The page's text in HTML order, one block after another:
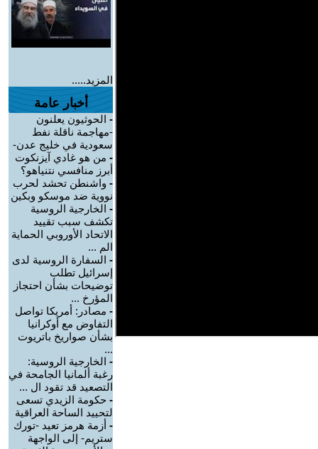
المزيد.....
أخبار عامة
- الحوثيون يعلنون
-مهاجمة ناقلة نفط
سعودية في خليج عدن-
- من هو غادي آيزنكوت
أبرز منافسي نتنياهو؟
- واشنطن تحشد لحرب
نووية ضد موسكو وبكين
- الخارجية الروسية
تكشف سبب تقييد
الاتحاد الأوروبي الحماية
الم ...
- السفارة الروسية لدى
إسرائيل تطلب
توضيحات بشأن احتجاز
المؤرخ ...
- مصادر: أمريكا تواصل
التفاوض مع أوكرانيا
بشأن صواريخ باتريوت
...
- الخارجية الروسية:
رغبة ألمانيا الجامحة في
التصعيد قد تقود ال ...
- حكومة الزيدي تسعى
لتحييد الساحة العراقية
- أزمة هرمز تعيد -تورك
ستريم- إلى الواجهة